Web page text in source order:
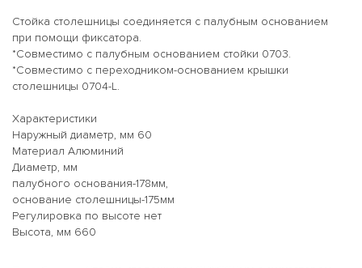
Стойка столешницы соединяется с палубным основанием
при помощи фиксатора.
*Совместимо с палубным основанием стойки 0703.
*Совместимо с переходником-основанием крышки
столешницы 0704-L.
Характеристики
Наружный диаметр, мм 60
Материал Алюминий
Диаметр, мм
палубного основания-178мм,
основание столешницы-175мм
Регулировка по высоте нет
Высота, мм 660